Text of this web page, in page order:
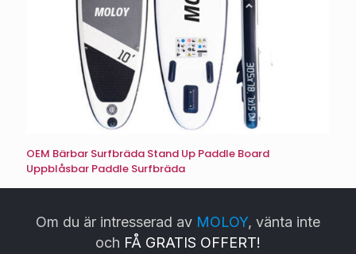
OEM Bärbar Surfbräda Stand Up Paddle Board
Uppblåsbar Paddle Surfbräda
Om du är intresserad av MOLOY, vänta inte
och FÅ GRATIS OFFERT!